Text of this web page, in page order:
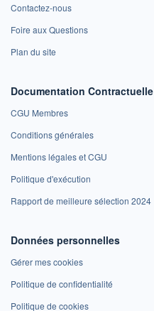
Contactez-nous
Foire aux Questions
Plan du site
Documentation Contractuelle
CGU Membres
Conditions générales
Mentions légales et CGU
Politique d'exécution
Rapport de meilleure sélection 2024
Données personnelles
Gérer mes cookies
Politique de confidentialité
Politique de cookies